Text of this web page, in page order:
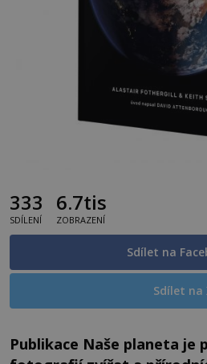
333
SDÍLENÍ
6.7tis
ZOBRAZENÍ
Sdílet na
Sdílet na
Publikace Naše planeta je